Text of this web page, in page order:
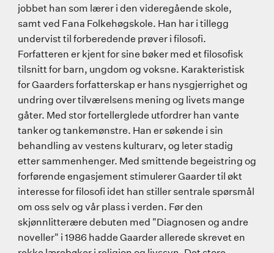
jobbet han som lærer i den videregående skole,
samt ved Fana Folkehøgskole. Han har i tillegg
undervist til forberedende prøver i filosofi.
Forfatteren er kjent for sine bøker med et filosofisk
tilsnitt for barn, ungdom og voksne. Karakteristisk
for Gaarders forfatterskap er hans nysgjerrighet og
undring over tilværelsens mening og livets mange
gåter. Med stor fortellerglede utfordrer han vante
tanker og tankemønstre. Han er søkende i sin
behandling av vestens kulturarv, og leter stadig
etter sammenhenger. Med smittende begeistring og
forførende engasjement stimulerer Gaarder til økt
interesse for filosofi idet han stiller sentrale spørsmål
om oss selv og vår plass i verden. Før den
skjønnlitterære debuten med "Diagnosen og andre
noveller" i 1986 hadde Gaarder allerede skrevet en